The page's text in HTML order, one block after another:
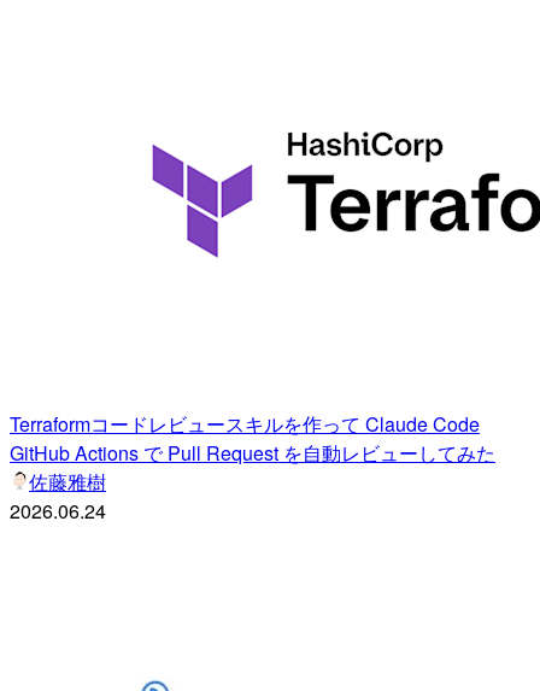
Terraformコードレビュースキルを作って Claude Code
GitHub Actions で Pull Request を自動レビューしてみた
佐藤雅樹
2026.06.24